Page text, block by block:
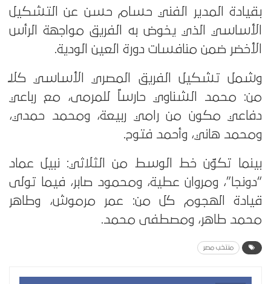
بقيادة المدير الفني حسام حسن عن التشكيل
الأساسي الذي يخوض به الفريق مواجهة الرأس
الأخضر ضمن منافسات دورة العين الودية.
وشمل تشكيل الفريق المصري الأساسي كلاً
من: محمد الشناوي حارساً للمرمى، مع رباعي
دفاعي مكون من رامي ربيعة، ومحمد حمدي،
ومحمد هاني، وأحمد فتوح.
بينما تكوّن خط الوسط من الثلاثي: نبيل عماد
“دونجا”، ومروان عطية، ومحمود صابر، فيما تولى
قيادة الهجوم كل من: عمر مرموش، وطاهر
محمد طاهر، ومصطفى محمد.
منتخب مصر